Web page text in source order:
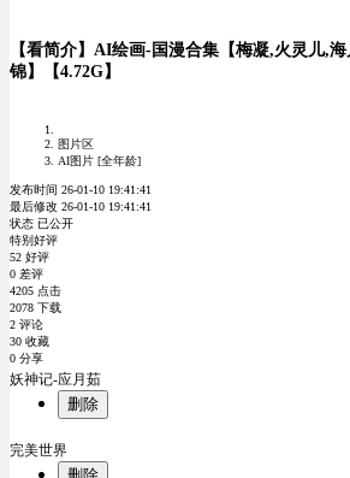
【看简介】AI绘画-国漫合集【梅凝,火灵儿,
锦】【4.72G】
图片区
AI图片 [全年龄]
发布时间 26-01-10 19:41:41
最后修改 26-01-10 19:41:41
状态 已公开
特别好评
52 好评
0 差评
4205 点击
2078 下载
2 评论
30 收藏
0 分享
妖神记-应月茹
删除
完美世界